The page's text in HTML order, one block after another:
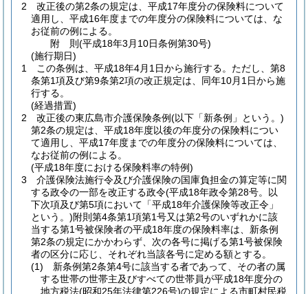
2
改正後の第2条の規定は、平成17年度分の保険料について
適用し、平成16年度までの年度分の保険料については、な
お従前の例による。
附 則(平成18年3月10日条例第30号)
(施行期日)
1
この条例は、平成18年4月1日から施行する。 ただし、第8
条第1項及び第9条第2項の改正規定は、同年10月1日から施
行する。
(経過措置)
2
改正後の東広島市介護保険条例(以下「新条例」という。)
第2条の規定は、平成18年度以後の年度分の保険料につい
て適用し、平成17年度までの年度分の保険料については、
なお従前の例による。
(平成18年度における保険料率の特例)
3
介護保険法施行令及び介護保険の国庫負担金の算定等に関
する政令の一部を改正する政令(平成18年政令第28号。以
下次項及び第5項において「平成18年介護保険等改正令」
という。)附則第4条第1項第1号又は第2号のいずれかに該
当する第1号被保険者の平成18年度の保険料率は、新条例
第2条の規定にかかわらず、次の各号に掲げる第1号被保険
者の区分に応じ、それぞれ当該各号に定める額とする。
(1)
新条例第2条第4号に該当する者であって、その者の属
する世帯の世帯主及びすべての世帯員が平成18年度分の
地方税法(昭和25年法律第226号)の規定による市町村民税